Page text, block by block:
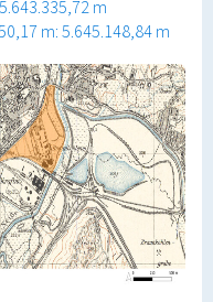
m
m: 5.645.148,84 m